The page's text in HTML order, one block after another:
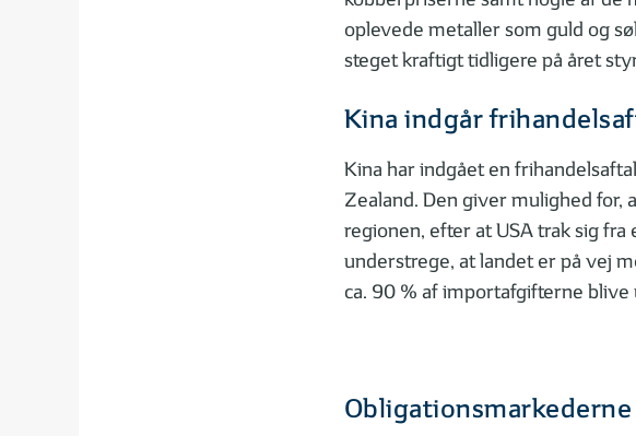
oplevede metaller som guld og
steget kraftigt tidligere på året
Kina indgår
Kina har indgået en
Zealand. Den giver mulighed for,
regionen, efter at USA trak sig
understrege, at landet er på vej
ca. 90 % af importafgifterne
Obligationsmarkederne